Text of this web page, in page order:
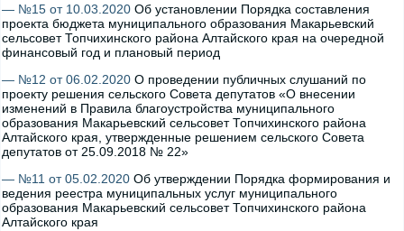
— №15 от 10.03.2020 Об установлении Порядка составления
проекта бюджета муниципального образования Макарьевский
сельсовет Топчихинского района Алтайского края на очередной
финансовый год и плановый период
— №12 от 06.02.2020 О проведении публичных слушаний по
проекту решения сельского Совета депутатов «О внесении
изменений в Правила благоустройства муниципального
образования Макарьевский сельсовет Топчихинского района
Алтайского края, утвержденные решением сельского Совета
депутатов от 25.09.2018 № 22»
— №11 от 05.02.2020 Об утверждении Порядка формирования и
ведения реестра муниципальных услуг муниципального
образования Макарьевский сельсовет Топчихинского района
Алтайского края